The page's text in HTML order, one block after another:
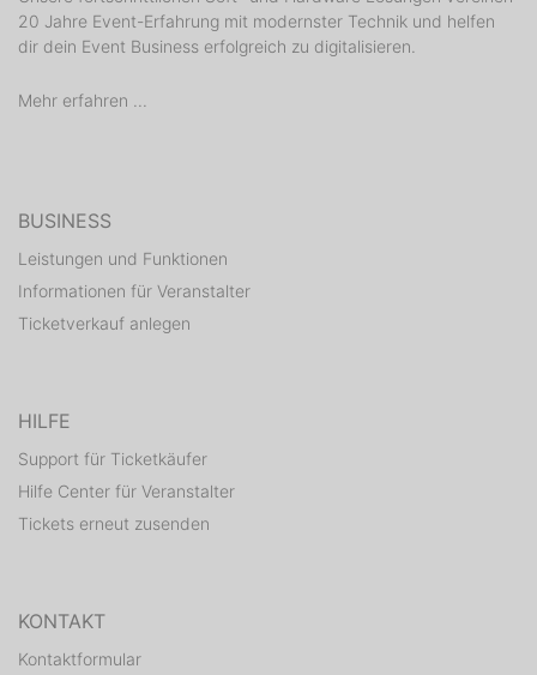
20 Jahre Event-Erfahrung mit modernster Technik und helfen
dir dein Event Business erfolgreich zu digitalisieren.
Mehr erfahren ...
BUSINESS
Leistungen und Funktionen
Informationen für Veranstalter
Ticketverkauf anlegen
HILFE
Support für Ticketkäufer
Hilfe Center für Veranstalter
Tickets erneut zusenden
KONTAKT
Kontaktformular